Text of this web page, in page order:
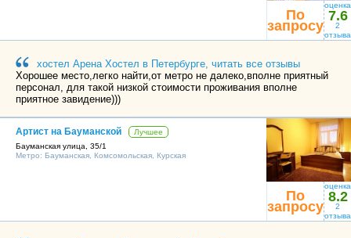
По
запросу
оценка
7.6
2
отзыва
хостел Арена Хостел в Петербурге, читать все отзывы
Хорошее место,легко найти,от метро не далеко,вполне приятный
персонал, для такой низкой стоимости проживания вполне
приятное завидение)))
Артист на Бауманской
Лучшее
Бауманская улица, 35/1
Метро: Бауманская Комсомольская Курская
По
запросу
оценка
8.2
2
отзыва